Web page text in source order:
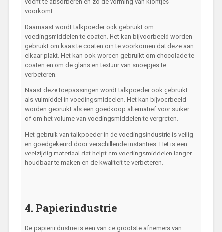
vocht te absorberen en zo de vorming van klontjes
voorkomt.
Daarnaast wordt talkpoeder ook gebruikt om
voedingsmiddelen te coaten. Het kan bijvoorbeeld worden
gebruikt om kaas te coaten om te voorkomen dat deze aan
elkaar plakt. Het kan ook worden gebruikt om chocolade te
coaten en om de glans en textuur van snoepjes te
verbeteren.
Naast deze toepassingen wordt talkpoeder ook gebruikt
als vulmiddel in voedingsmiddelen. Het kan bijvoorbeeld
worden gebruikt als een goedkoop alternatief voor suiker
of om het volume van voedingsmiddelen te vergroten.
Het gebruik van talkpoeder in de voedingsindustrie is veilig
en goedgekeurd door verschillende instanties. Het is een
veelzijdig materiaal dat helpt om voedingsmiddelen langer
houdbaar te maken en de kwaliteit te verbeteren.
4. Papierindustrie
De papierindustrie is een van de grootste afnemers van